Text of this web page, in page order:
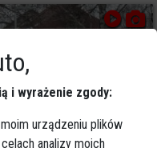
i wyrażenie zgody:
urządzeniu plików
analizy moich